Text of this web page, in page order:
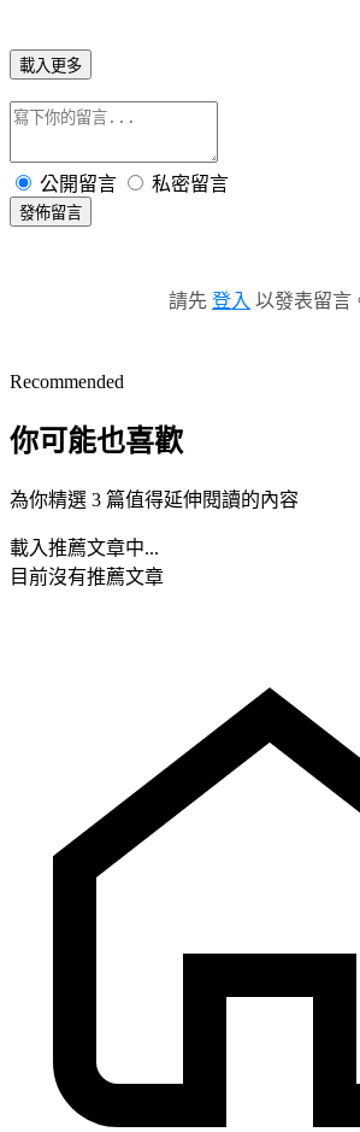
載入更多
公開留言 私密留言
發佈留言
請先 登入 以發表留言
Recommended
你可能也喜歡
為你精選 3 篇值得延伸閱讀的內容
載入推薦文章中...
目前沒有推薦文章